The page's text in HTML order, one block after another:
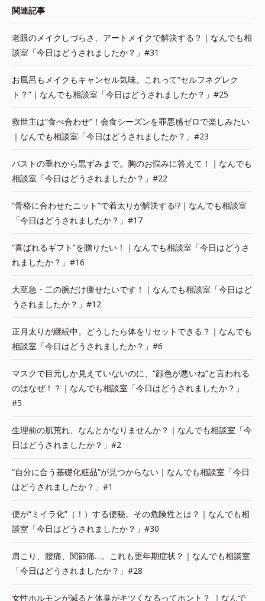
関連記事
老眼のメイクしづらさ、アートメイクで解決する？｜なんでも相
談室「今日はどうされましたか？」#31
お風呂もメイクもキャンセル気味。これって“セルフネグレク
ト？”｜なんでも相談室「今日はどうされましたか？」#25
救世主は“食べ合わせ”！会食シーズンを罪悪感ゼロで楽しみたい
｜なんでも相談室「今日はどうされましたか？」#23
バストの垂れから黒ずみまで。胸のお悩みに答えて！｜なんでも
相談室「今日はどうされましたか？」#22
“骨格に合わせたニット”で着太りが解決する!?｜なんでも相談室
「今日はどうされましたか？」#17
“喜ばれるギフト”を贈りたい！｜なんでも相談室「今日はどうさ
れましたか？」#16
大至急・二の腕だけ痩せたいです！｜なんでも相談室「今日はど
うされましたか？」#12
正月太りが継続中。どうしたら体をリセットできる？｜なんでも
相談室「今日はどうされましたか？」#6
マスクで目元しか見えていないのに、“顔色が悪いね”と言われる
のはなぜ！？｜なんでも相談室「今日はどうされましたか？」
#5
生理前の肌荒れ、なんとかなりませんか？｜なんでも相談室「今
日はどうされましたか？」#2
“自分に合う基礎化粧品”が見つからない｜なんでも相談室「今日
はどうされましたか？」#1
便が“ミイラ化”（！）する便秘。その危険性とは？｜なんでも相
談室「今日はどうされましたか？」#30
肩こり、腰痛、関節痛…。これも更年期症状？｜なんでも相談室
「今日はどうされましたか？」#28
女性ホルモンが減ると体臭がキツくなるってホント？ ｜なんで